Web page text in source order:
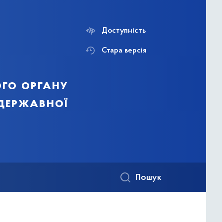
органу
Доступність
Стара версія
Пошук